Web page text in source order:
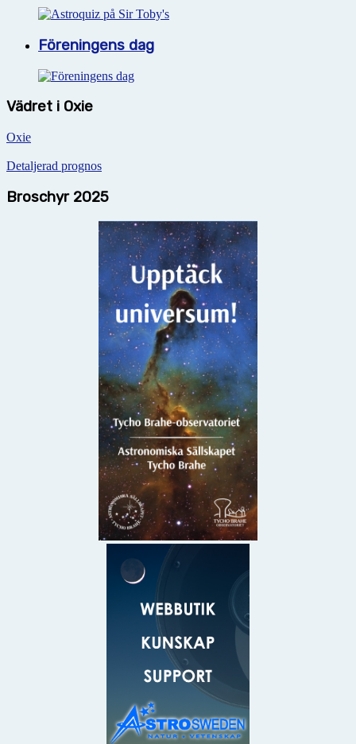
Föreningens dag
Vädret i Oxie
Oxie
Detaljerad prognos
Broschyr 2025